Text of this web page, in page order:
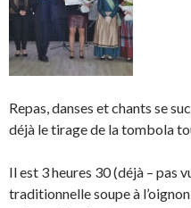
Repas, danses et chants se
déjà le tirage de la tombola
Il est 3 heures 30 (déjà – pas
traditionnelle soupe à